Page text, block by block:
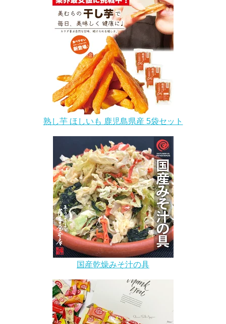
熟し芋 ほしいも 鹿児島県産 5袋セット
国産乾燥みそ汁の具